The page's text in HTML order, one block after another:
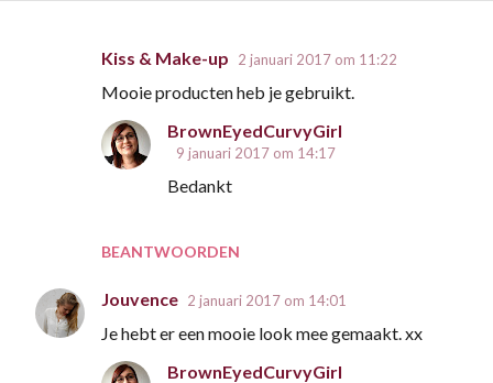
Kiss & Make-up 2 januari 2017 om 11:22
Mooie producten heb je gebruikt.
BEANTWOORDEN
BrownEyedCurvyGirl
9 januari 2017 om 14:17
Bedankt
Jouvence 2 januari 2017 om 14:01
Je hebt er een mooie look mee gemaakt. xx
BrownEyedCurvyGirl